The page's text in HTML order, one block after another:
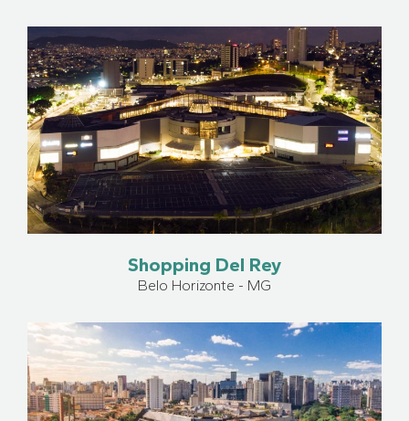
Shopping Del Rey
Belo Horizonte - MG